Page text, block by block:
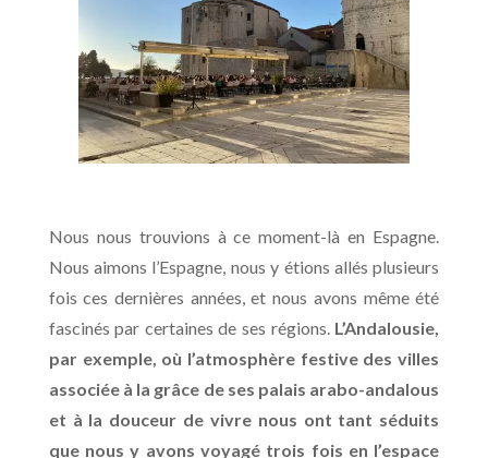
Nous nous trouvions à ce moment-là en Espagne.
Nous aimons l’Espagne, nous y étions allés plusieurs
fois ces dernières années, et nous avons même été
fascinés par certaines de ses régions. L’Andalousie,
par exemple, où l’atmosphère festive des villes
associée à la grâce de ses palais arabo-andalous
et à la douceur de vivre nous ont tant séduits
que nous y avons voyagé trois fois en l’espace